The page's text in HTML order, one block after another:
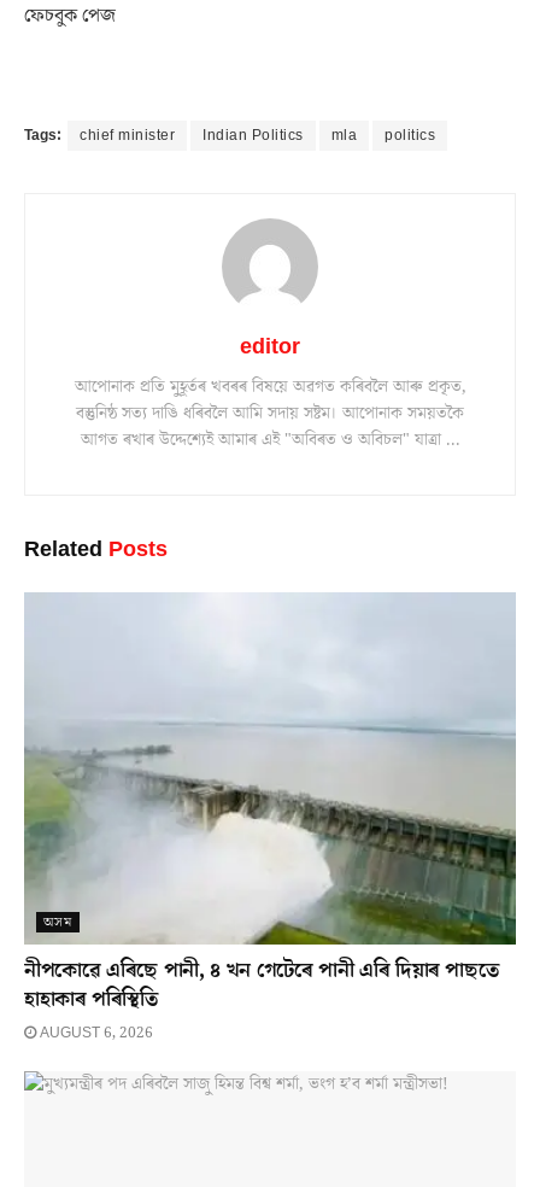
ফেচবুক পেজ
Tags: chief minister Indian Politics mla politics
editor
আপোনাক প্ৰতি মুহূৰ্তৰ খবৰৰ বিষয়ে অৱগত কৰিবলৈ আৰু প্ৰকৃত,
বস্তুনিষ্ঠ সত্য দাঙি ধৰিবলৈ আমি সদায় সষ্টম। আপোনাক সময়তকৈ
আগত ৰখাৰ উদ্দেশ্যেই আমাৰ এই "অবিৰত ও অবিচল" যাত্ৰা ...
Related Posts
অসম
নীপকোৱে এৰিছে পানী, ৪ খন গেটেৰে পানী এৰি দিয়াৰ পাছতে
হাহাকাৰ পৰিস্থিতি
AUGUST 6, 2026